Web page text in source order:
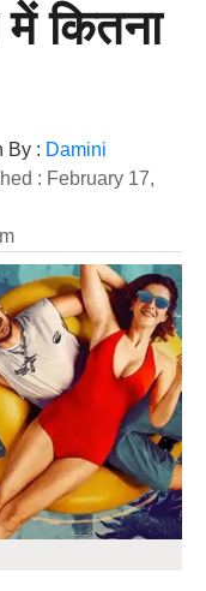
में कितना
By : Damini
: February 17,